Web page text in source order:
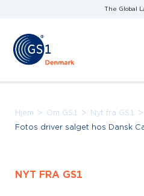
The Global
Hjem > Om GS1 > Nyt fra GS1 >
Fotos driver salget hos Dansk
NYT FRA GS1